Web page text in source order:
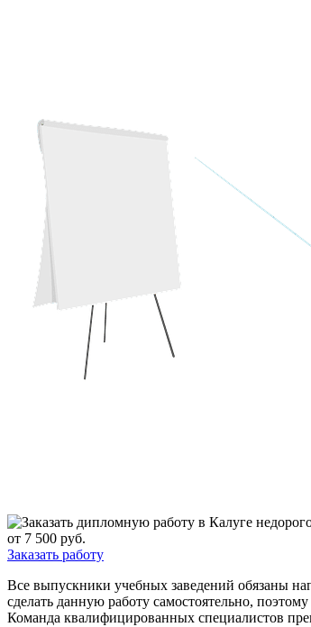
от 7 500 руб.
Заказать работу
Все выпускники учебных заведений обязаны
сделать данную работу самостоятельно,
Команда квалифицированных специалистов